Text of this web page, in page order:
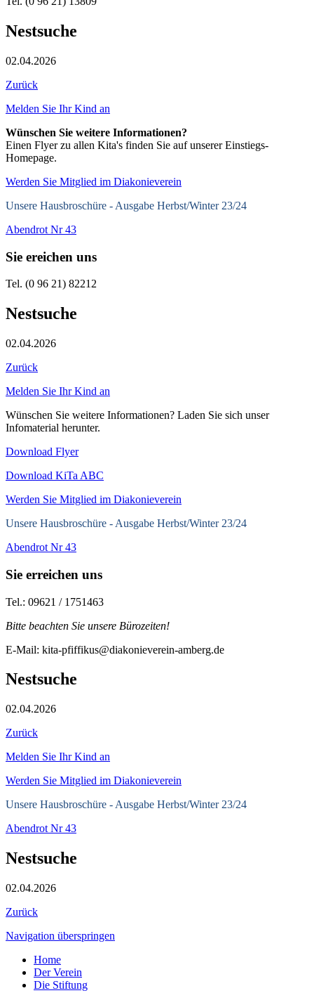
Nestsuche
02.04.2026
Zurück
Melden Sie Ihr Kind an
Wünschen Sie weitere Informationen?
Einen Flyer zu allen Kita's finden Sie auf unserer Einstiegs-
Homepage.
Werden Sie Mitglied im Diakonieverein
Unsere Hausbroschüre - Ausgabe Herbst/Winter 23/24
Abendrot Nr 43
Sie ereichen uns
Tel. (0 96 21) 82212
Nestsuche
02.04.2026
Zurück
Melden Sie Ihr Kind an
Wünschen Sie weitere Informationen? Laden Sie sich unser
Infomaterial herunter.
Download Flyer
Download KiTa ABC
Werden Sie Mitglied im Diakonieverein
Unsere Hausbroschüre - Ausgabe Herbst/Winter 23/24
Abendrot Nr 43
Sie erreichen uns
Tel.: 09621 / 1751463
Bitte beachten Sie unsere Bürozeiten!
E-Mail: kita-pfiffikus@diakonieverein-amberg.de
Nestsuche
02.04.2026
Zurück
Melden Sie Ihr Kind an
Werden Sie Mitglied im Diakonieverein
Unsere Hausbroschüre - Ausgabe Herbst/Winter 23/24
Abendrot Nr 43
Nestsuche
02.04.2026
Zurück
Navigation überspringen
Home
Der Verein
Die Stiftung